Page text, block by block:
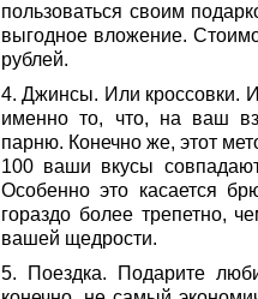
пользоваться своим
выгодное вложение.
рублей.
4. Джинсы. Или кроссовки.
именно то, что, на ваш
парню. Конечно же, этот
100 ваши вкусы
Особенно это касается
гораздо более трепетно,
вашей щедрости.
5. Поездка. Подарите